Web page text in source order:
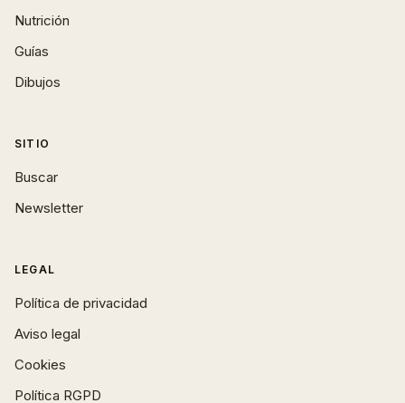
Nutrición
Guías
Dibujos
SITIO
Buscar
Newsletter
LEGAL
Política de privacidad
Aviso legal
Cookies
Política RGPD